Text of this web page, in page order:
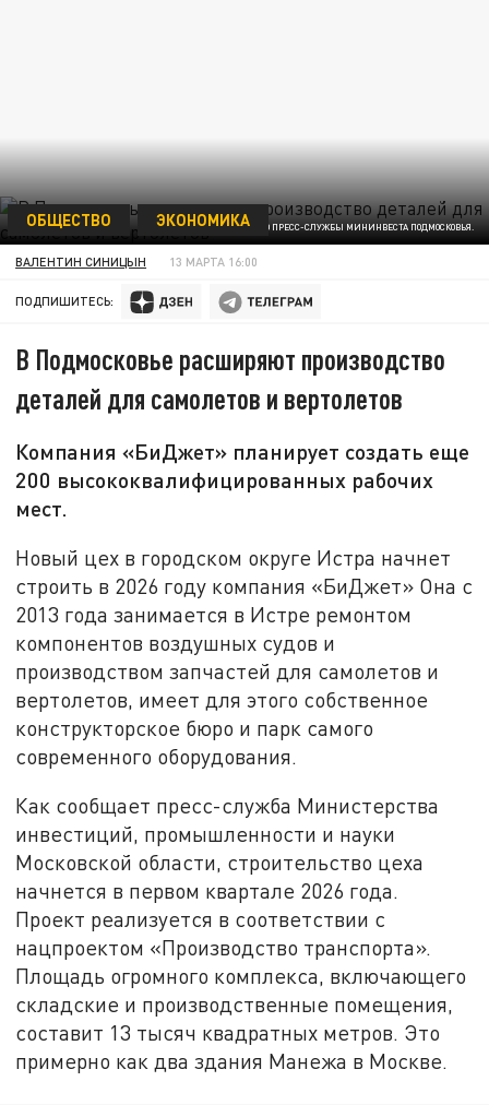
ФОТО ПРЕСС-СЛУЖБЫ МИНИНВЕСТА ПОДМОСКОВЬЯ.
ОБЩЕСТВО ЭКОНОМИКА
ВАЛЕНТИН СИНИЦЫН 13 МАРТА 16:00
ПОДПИШИТЕСЬ:
В Подмосковье расширяют производство
деталей для самолетов и вертолетов
Компания «БиДжет» планирует создать еще
200 высококвалифицированных рабочих
мест.
Новый цех в городском округе Истра начнет
строить в 2026 году компания «БиДжет» Она с
2013 года занимается в Истре ремонтом
компонентов воздушных судов и
производством запчастей для самолетов и
вертолетов, имеет для этого собственное
конструкторское бюро и парк самого
современного оборудования.
Как сообщает пресс-служба Министерства
инвестиций, промышленности и науки
Московской области, строительство цеха
начнется в первом квартале 2026 года.
Проект реализуется в соответствии с
нацпроектом «Производство транспорта».
Площадь огромного комплекса, включающего
складские и производственные помещения,
составит 13 тысяч квадратных метров. Это
примерно как два здания Манежа в Москве.